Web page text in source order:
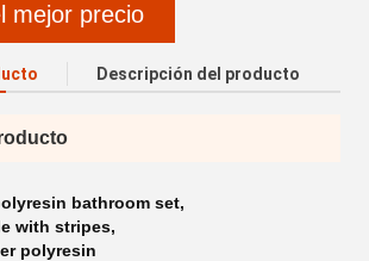
mejor precio
Descripción del producto
bathroom set,
with stripes,
polyresin